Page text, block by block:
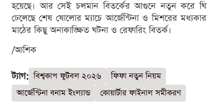
হয়েছে। আর সেই চলমান বিতর্কের আগুনে নতুন করে ঘি
ঢেলেছে শেষ ষোলোর ম্যাচে আর্জেন্টিনা ও মিশরের মধ্যকার
মাঠের কিছু অনাকাঙ্ক্ষিত ঘটনা ও রেফারিং বিতর্ক।
/আশিক
ট্যাগ: বিশ্বকাপ ফুটবল ২০২৬
ফিফা নতুন নিয়ম
আর্জেন্টিনা বনাম ইংল্যান্ড
কোয়ার্টার ফাইনাল সমীকরণ